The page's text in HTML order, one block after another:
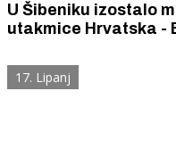
U Šibeniku izostalo
utakmice Hrvatska -
17. Lipanj